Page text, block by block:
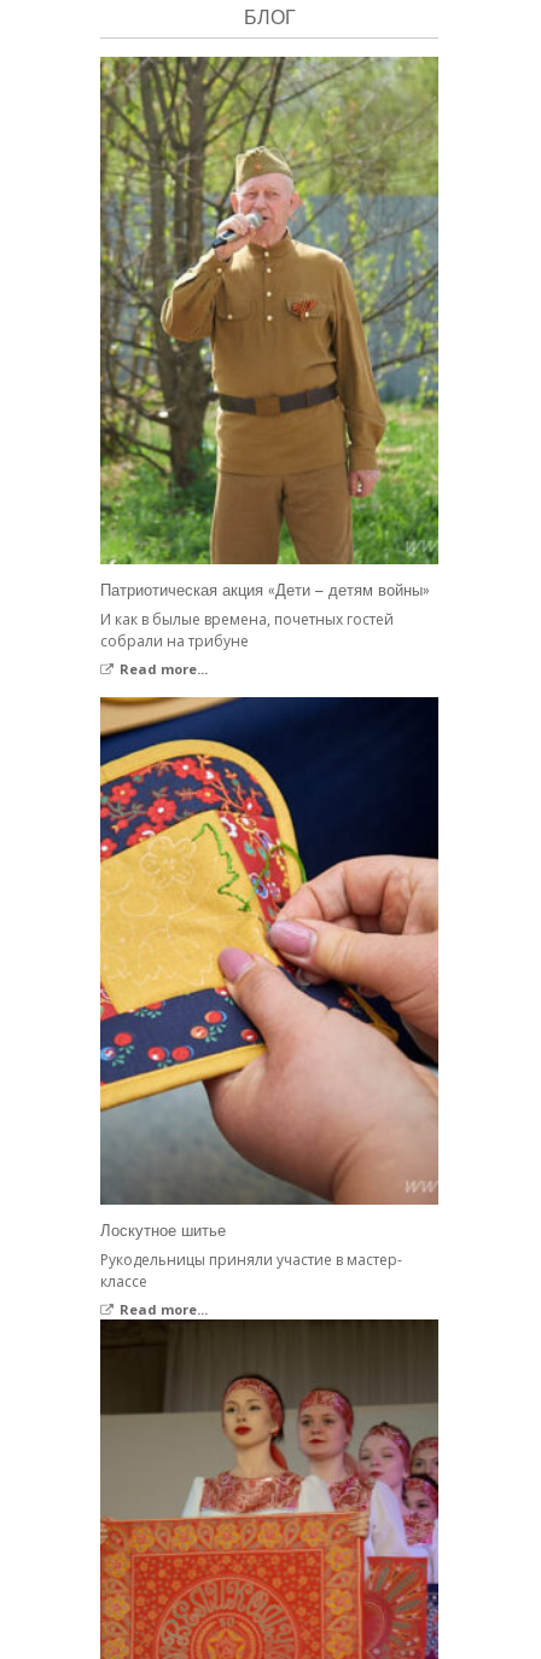
БЛОГ
Патриотическая акция «Дети – детям войны»
И как в былые времена, почетных гостей
собрали на трибуне
Read more...
Лоскутное шитье
Рукодельницы приняли участие в мастер-
классе
Read more...